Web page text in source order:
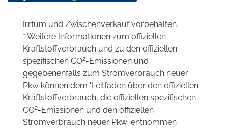
Irrtum und Zwischenverkauf vorbehalten.
* Weitere Informationen zum offiziellen
Kraftstoffverbrauch und zu den offiziellen
spezifischen CO2-Emissionen und
gegebenenfalls zum Stromverbrauch neuer
Pkw können dem 'Leitfaden über den offiziellen
Kraftstoffverbrauch, die offiziellen spezifischen
CO2-Emissionen und den offiziellen
Stromverbrauch neuer Pkw' entnommen